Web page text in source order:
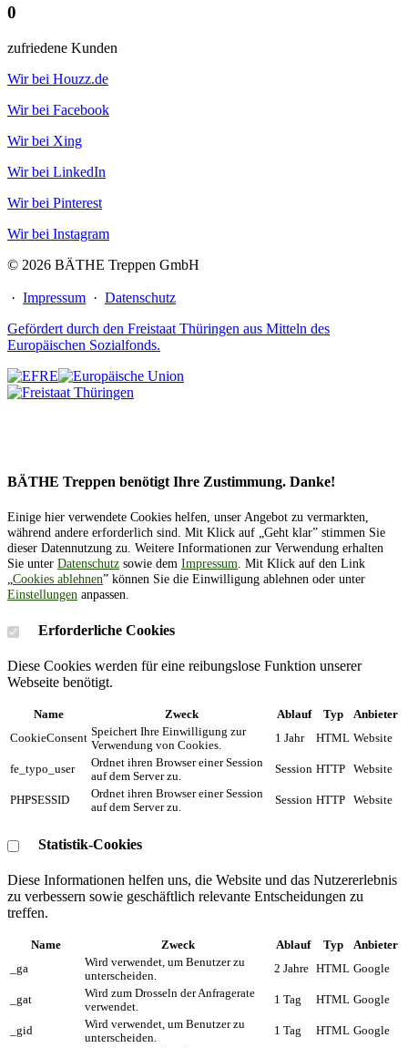
0
zufriedene Kunden
Wir bei Houzz.de
Wir bei Facebook
Wir bei Xing
Wir bei LinkedIn
Wir bei Pinterest
Wir bei Instagram
© 2026 BÄTHE Treppen GmbH
· Impressum · Datenschutz
Gefördert durch den Freistaat Thüringen aus Mitteln des
Europäischen Sozialfonds.
BÄTHE Treppen benötigt Ihre Zustimmung. Danke!
Einige hier verwendete Cookies helfen, unser Angebot zu vermarkten,
während andere erforderlich sind. Mit Klick auf „Geht klar” stimmen Sie
dieser Datennutzung zu. Weitere Informationen zur Verwendung erhalten
Sie unter Datenschutz sowie dem Impressum. Mit Klick auf den Link
„Cookies ablehnen” können Sie die Einwilligung ablehnen oder unter
Einstellungen anpassen.
Erforderliche Cookies
Diese Cookies werden für eine reibungslose Funktion unserer
Webseite benötigt.
Name Zweck Ablauf Typ
Anbieter
CookieConsent Speichert Ihre Einwilligung zur
Verwendung von Cookies.
1 Jahr HTML Website
fe_typo_user
Ordnet ihren Browser einer Session
auf dem Server zu.
Session HTTP Website
PHPSESSID
Ordnet ihren Browser einer Session
auf dem Server zu.
Session HTTP Website
Statistik-Cookies
Diese Informationen helfen uns, die Website und das Nutzererlebnis
zu verbessern sowie geschäftlich relevante Entscheidungen zu
treffen.
Name Zweck Ablauf Typ
Anbieter
_ga
Wird verwendet, um Benutzer zu
unterscheiden.
2 Jahre HTML Google
_gat
Wird zum Drosseln der Anfragerate
verwendet.
1 Tag HTML Google
_gid
Wird verwendet, um Benutzer zu
unterscheiden.
1 Tag HTML Google